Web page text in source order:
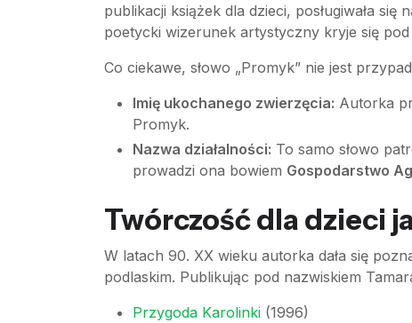
publikacji książek dla dzieci, posługiwała się
poetycki wizerunek artystyczny kryje się pod
Co ciekawe, słowo „Promyk” nie jest
Imię ukochanego zwierzęcia: Autorka
Promyk.
Nazwa działalności: To samo słowo
prowadzi ona bowiem Gospodarstwo
Twórczość dla dzieci
W latach 90. XX wieku autorka dała się
podlaskim. Publikując pod nazwiskiem
Przygoda Karolinki (1996)